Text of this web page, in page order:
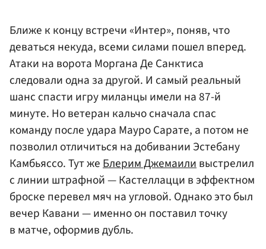
Ближе к концу встречи «Интер», поняв, что
деваться некуда, всеми силами пошел вперед.
Атаки на ворота Моргана Де Санктиса
следовали одна за другой. И самый реальный
шанс спасти игру миланцы имели на 87-й
минуте. Но ветеран кальчо сначала спас
команду после удара Мауро Сарате, а потом не
позволил отличиться на добивании Эстебану
Камбьяссо. Тут жеБлерим Джемаиливыстрелил
с линии штрафной — Кастеллацци в эффектном
броске перевел мяч на угловой. Однако это был
вечер Кавани — именно он поставил точку
в матче, оформив дубль.